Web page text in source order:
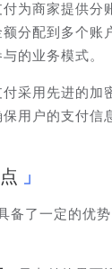
付为商家提供分
分配到多个账
的业务模式。
付采用先进的加
用户的支付信
备了一定的优